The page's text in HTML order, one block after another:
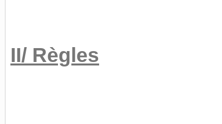
II/ Règles